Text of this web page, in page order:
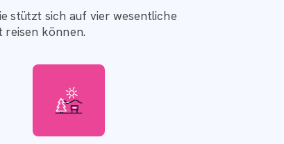
Wasser. Von
ein.
natürlichen Schönheit
es nicht. Und dank LRC
Paddles und Anzüge
stützt sich auf vier wesentliche
reisen können.